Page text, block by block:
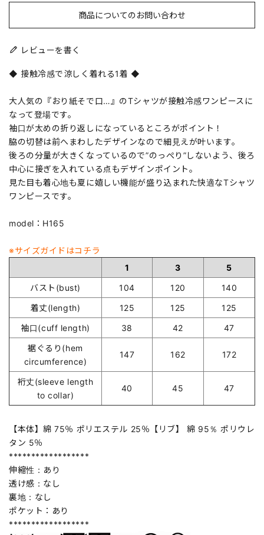
商品についてのお問い合わせ
レビューを書く
◆ 接触冷感で涼しく着れる1着 ◆
大人気の『おり紙そで口…』のTシャツが接触冷感ワンピースに
なって登場です。
袖口が太めの折り返しになっているところがポイント！
脇の切替は前へまわしたデザインなので細見えが叶います。
後ろの分量が大きくなっているので”のっぺり”しないよう、後ろ
中心に接ぎを入れている点もデザインポイント。
見た目も着心地も夏に嬉しい機能が盛り込まれた快適なTシャツ
ワンピースです。
model：H165
※サイズガイドはコチラ
1
3
5
バスト(bust)
104 120
140
着丈(length)
125 125
125
袖口(cuff length)
38 42
47
裾ぐるり(hem
circumference)
147 162 172
裄丈(sleeve length
to collar)
40 45 47
【本体】綿 75％ ポリエステル 25％【リブ】 綿 95％ ポリウレ
タン 5％
******************
伸縮性：あり
透け感：なし
裏地：なし
ポケット：あり
******************